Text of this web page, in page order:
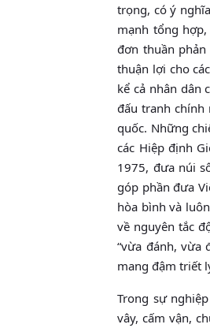
trọng, có ý
mạnh tổng
đơn thuần
thuận lợi cho
kể cả nhân dân
đấu tranh chính
quốc. Những
các Hiệp định
1975, đưa núi
góp phần đưa
hòa bình và
về nguyên tắc
“vừa đánh, vừa
mang đậm triết
Trong sự
vây, cấm vận,